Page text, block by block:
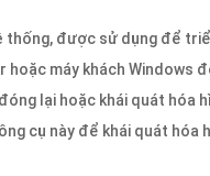
thống, được sử dụng để
hoặc máy khách Windows
lại hoặc khái quát hóa
cụ này để khái quát hóa